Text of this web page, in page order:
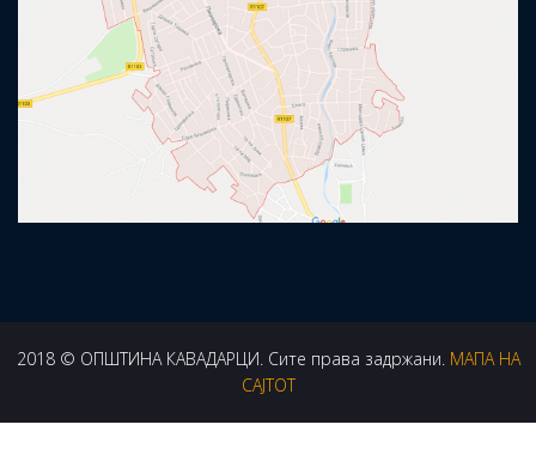
2018 © ОПШТИНА КАВАДАРЦИ. Сите права задржани. МАПА НА
САЈТОТ